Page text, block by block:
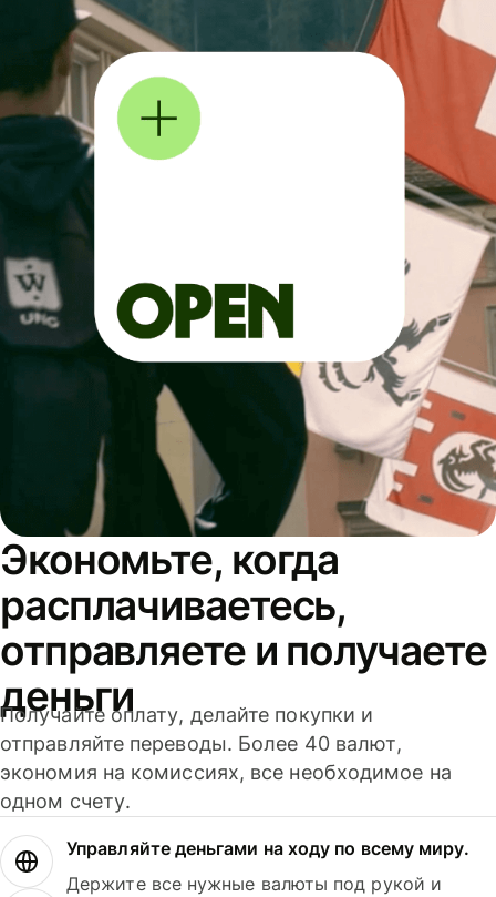
Экономьте, когда
расплачиваетесь,
отправляете и получаете
деньги
Получайте оплату, делайте покупки и
отправляйте переводы. Более 40 валют,
экономия на комиссиях, все необходимое на
одном счету.
Управляйте деньгами на ходу по всему миру.
Держите все нужные валюты под рукой и